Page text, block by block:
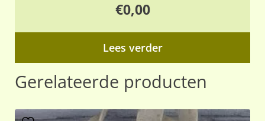
€0,00
Lees verder
Gerelateerde producten